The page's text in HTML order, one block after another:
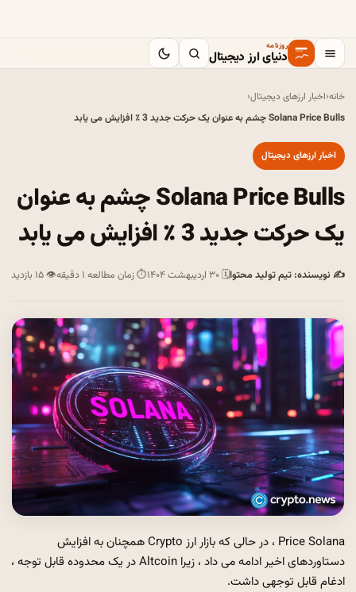
روزنامه
دنیای ارز دیجیتال
خانه‹اخبار ارزهای دیجیتال‹
Solana Price Bulls چشم به عنوان یک حرکت جدید 3 ٪ افزایش می یابد
اخبار ارزهای دیجیتال
Solana Price Bulls چشم به عنوان
یک حرکت جدید 3 ٪ افزایش می یابد
✍ نویسنده: تیم تولید محتوا🗓 ۳۰ اردیبهشت ۱۴۰۴ ⏱ زمان مطالعه ۱ دقیقه 👁 ۱۵ بازدید
Price Solana ، در حالی که بازار ارز Crypto همچنان به افزایش
دستاوردهای اخیر ادامه می داد ، زیرا Altcoin در یک محدوده قابل توجه ،
ادغام قابل توجهی داشت.